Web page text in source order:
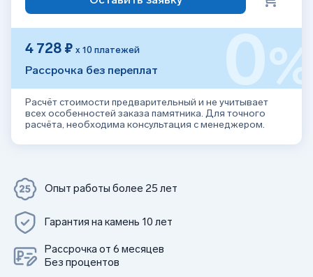
4 728 ₽ х 10 платежей
Рассрочка без переплат 0%
Расчёт стоимости предварительный и не учитывает
всех особенностей заказа памятника. Для точного
расчёта, необходима консультация с менеджером.
Опыт работы более 25 лет
Гарантия на камень 10 лет
Рассрочка от 6 месяцев
Без процентов